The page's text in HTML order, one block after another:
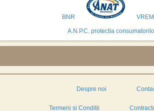
isi bazeaza oferta pe infrastructura turistica solida si
BNR
A.N.P.C. protectia
Despre noi
Termeni si Conditii